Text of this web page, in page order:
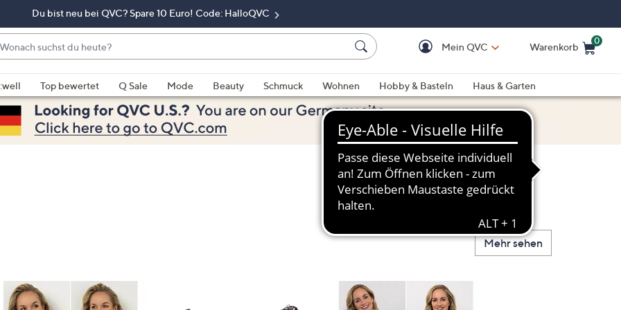
Du bist neu bei QVC? Spare 10 Euro! Code: HalloQVC
Mein QVC Warenkorb
0
Top bewertet Q Sale Mode Beauty Schmuck Wohnen Hobby & Basteln
Haus & Garten
Mehr sehen